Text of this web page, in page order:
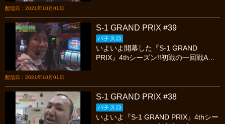
配信日：2021年10月01日
ックにて準決勝のイスを争うは、前回
シーズン優勝の『ワサビ』、前々回優
勝の『ひやまっち』、そして敗者復活
戦を勝ち上がった『関口編集長』の3
名!!否応なしに期待感高ぶる一回戦ラス
バトルを絶対に見逃すな!!
配信日：2021年10月01日
S-1 GRAND PRIX #39
パチスロ
いよいよ開幕した『S-1 GRAND
PRIX』4thシーズン!!初戦の一回戦Aブ
リバリの攻略軍団『ウメミア』、同じ
く初登場実戦派ライター『とっぱち』
の三名が埼玉県は『スコーピオン志
木』を舞台に火花を散らします!!後半戦
S-1 GRAND PRIX #38
パチスロ
いよいよ『S-1 GRAND PRIX』4thシー